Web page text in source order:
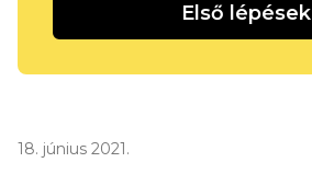
Első lépések
18. június 2021.